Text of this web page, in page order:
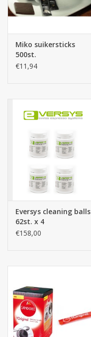
Miko suikersticks
500st.
€11,94
Eversys cleaning balls
62st. x 4
€158,00